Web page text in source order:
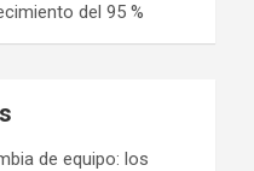
del 95 %
de equipo: los